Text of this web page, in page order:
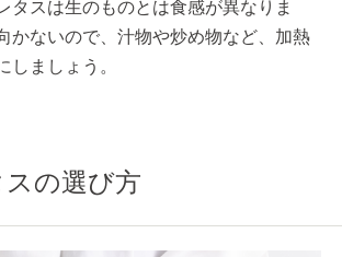
タスは生のものとは食感が異なりま
かないので、汁物や炒め物など、加熱
しましょう。
の選び方